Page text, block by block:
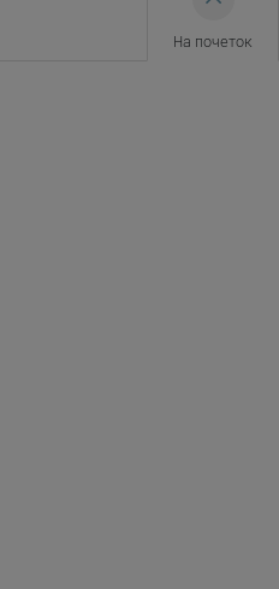
На почеток